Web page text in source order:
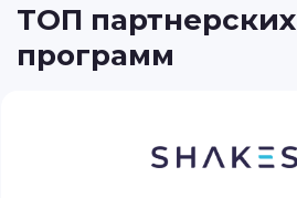
ТОП партнерских
программ